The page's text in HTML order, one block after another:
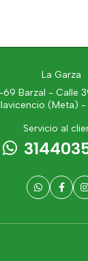
La Garza
Barzal - Calle
(Meta)
Servicio al